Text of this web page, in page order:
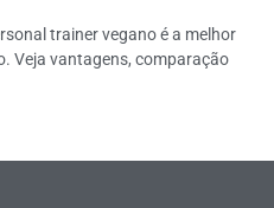
trainer vegano é a melhor
Veja vantagens, comparação